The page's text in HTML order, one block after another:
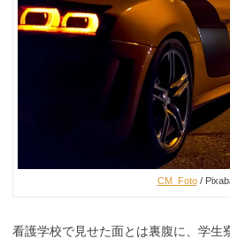
CM_Foto/
看護学校で見せた面とは裏腹に、学生